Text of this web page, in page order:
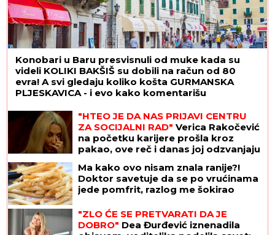
Konobari u Baru presvisnuli od muke kada su
videli KOLIKI BAKŠIŠ su dobili na račun od 80
evra! A svi gledaju koliko košta GURMANSKA
PLJESKAVICA - i evo kako komentarišu
"HTEO JE DA NAS PRIJAVI CENTRU
ZA SOCIJALNI RAD" Verica Rakočević
na početku karijere prošla kroz
pakao, ove reč i danas joj odzvanjaju
Ma kako ovo nisam znala ranije?!
Doktor savetuje da se po vrućinama
jede pomfrit, razlog me šokirao
"ZLO ĆE SE PRETVARATI DA JE
DOBRO" Dea Đurđević iznenadila